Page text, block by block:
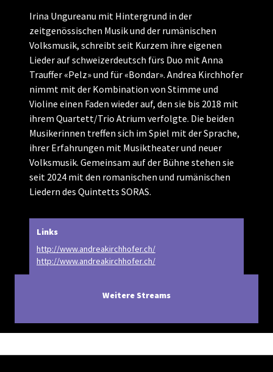
Irina Ungureanu mit Hintergrund in der
zeitgenössischen Musik und der rumänischen
Volksmusik, schreibt seit Kurzem ihre eigenen
Lieder auf schweizerdeutsch fürs Duo mit Anna
Trauffer «Pelz» und für «Bondar». Andrea Kirchhofer
nimmt mit der Kombination von Stimme und
Violine einen Faden wieder auf, den sie bis 2018 mit
ihrem Quartett/Trio Atrium verfolgte. Die beiden
Musikerinnen treffen sich im Spiel mit der Sprache,
ihrer Erfahrungen mit Musiktheater und neuer
Volksmusik. Gemeinsam auf der Bühne stehen sie
seit 2024 mit den romanischen und rumänischen
Liedern des Quintetts SORAS.
Links
http://www.andreakirchhofer.ch/
http://www.andreakirchhofer.ch/
Weitere Streams